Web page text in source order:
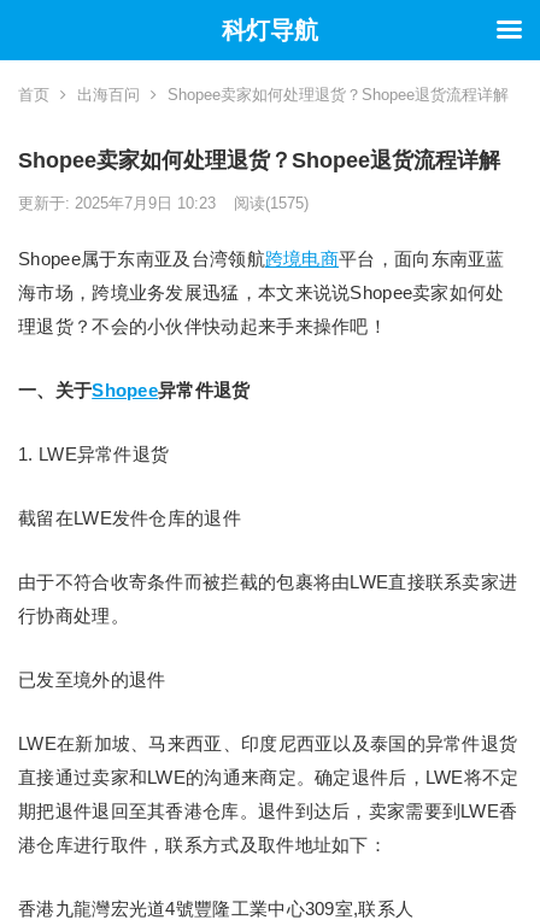
首页 出海百问 Shopee卖家如何处理退货？Shopee退货流程详解
Shopee卖家如何处理退货？Shopee退货流程详解
更新于: 2025年7月9日 10:23 阅读(1575)
Shopee属于东南亚及台湾领航跨境电商平台，面向东南亚蓝
海市场，跨境业务发展迅猛，本文来说说Shopee卖家如何处
理退货？不会的小伙伴快动起来手来操作吧！
一、关于Shopee异常件退货
1. LWE异常件退货
截留在LWE发件仓库的退件
由于不符合收寄条件而被拦截的包裹将由LWE直接联系卖家进
行协商处理。
已发至境外的退件
LWE在新加坡、马来西亚、印度尼西亚以及泰国的异常件退货
直接通过卖家和LWE的沟通来商定。确定退件后，LWE将不定
期把退件退回至其香港仓库。退件到达后，卖家需要到LWE香
港仓库进行取件，联系方式及取件地址如下：
香港九龍灣宏光道4號豐隆工業中心309室,联系人
科灯导航